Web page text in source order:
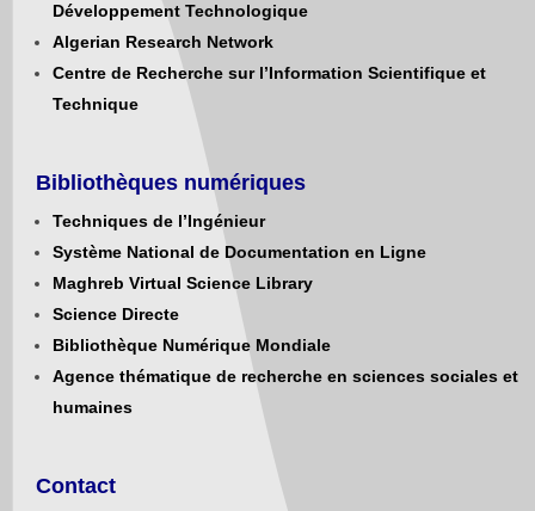
Développement Technologique
Algerian Research Network
Centre de Recherche sur l’Information Scientifique et
Technique
Bibliothèques numériques
Techniques de l’Ingénieur
Système National de Documentation en Ligne
Maghreb Virtual Science Library
Science Directe
Bibliothèque Numérique Mondiale
Agence thématique de recherche en sciences sociales et
humaines
Contact